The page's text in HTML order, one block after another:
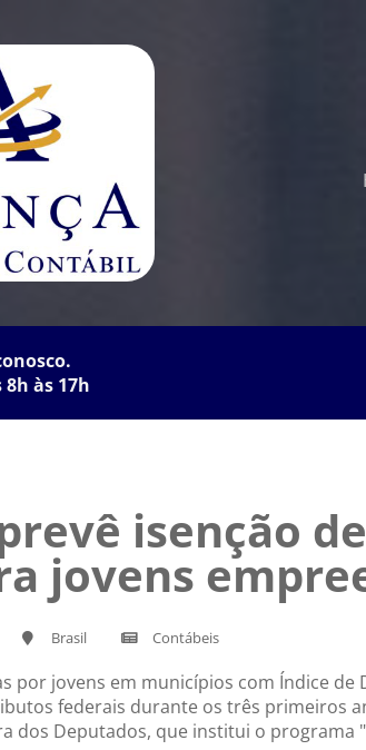
8h às 17h
isenção
jovens
Brasil Contábeis
por jovens em municípios com Índice
federais durante os três primeiros
dos Deputados, que institui o programa